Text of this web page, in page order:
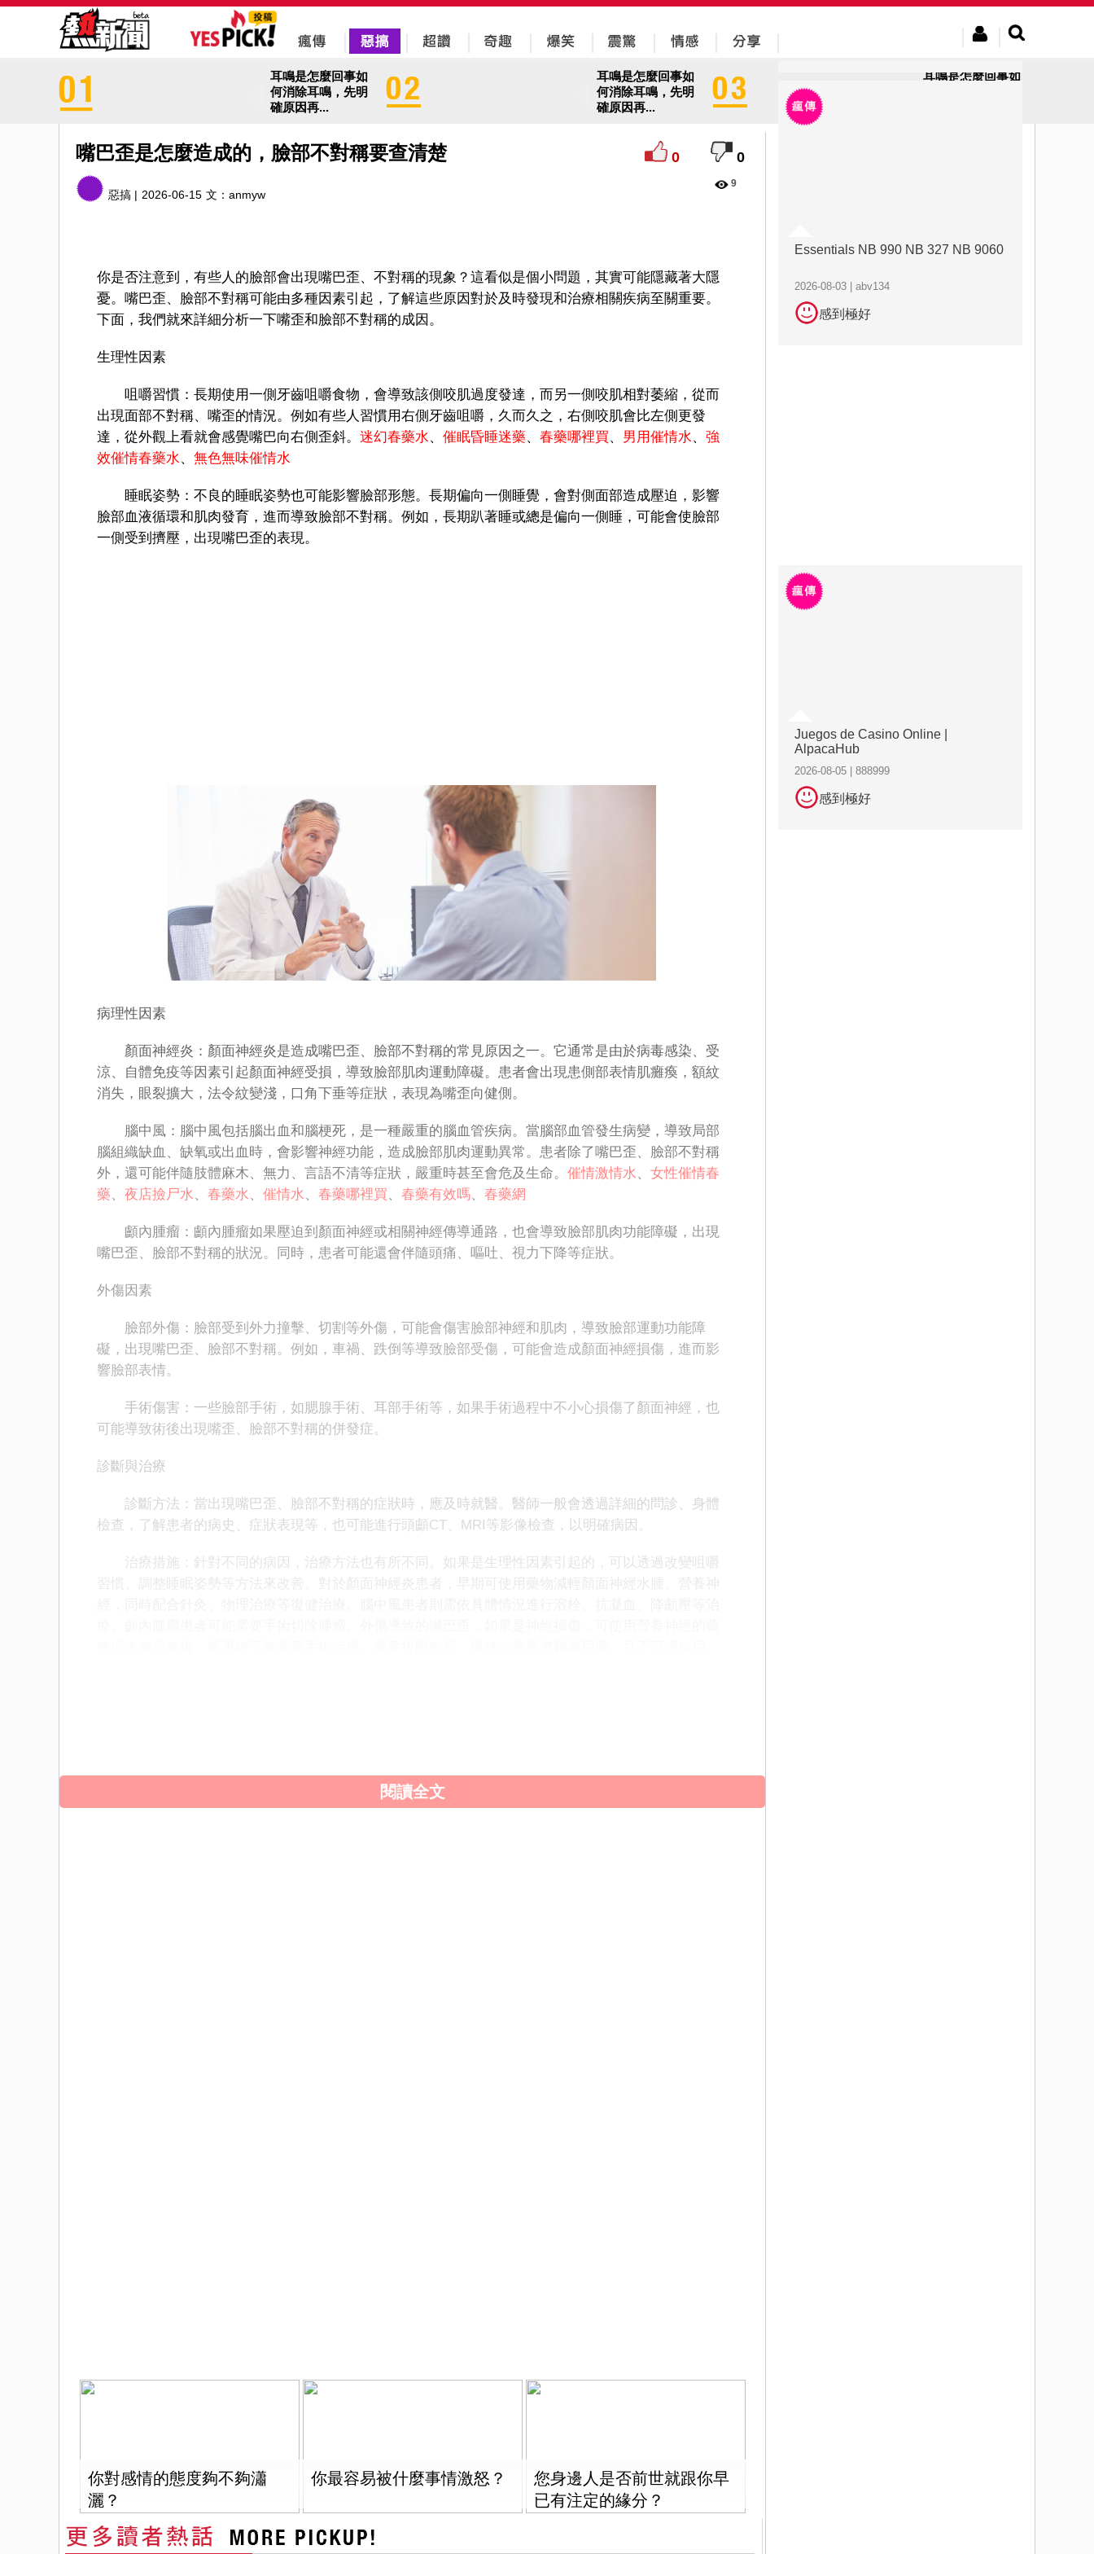
耳鳴是怎麼回事如
何消除耳鳴，先明
確原因再...
耳鳴是怎麼回事如
何消除耳鳴，先明
確原因再...
耳鳴是怎麼回事如
嘴巴歪是怎麼造成的，臉部不對稱要查清楚 0 0
惡搞 | 2026-06-15 文： anmyw
9
你是否注意到，有些人的臉部會出現嘴巴歪、不對稱的現象？這看似是個小問題，其實可能隱藏著大隱
憂。嘴巴歪、臉部不對稱可能由多種因素引起，了解這些原因對於及時發現和治療相關疾病至關重要。
下面，我們就來詳細分析一下嘴歪和臉部不對稱的成因。
生理性因素
咀嚼習慣：長期使用一側牙齒咀嚼食物，會導致該側咬肌過度發達，而另一側咬肌相對萎縮，從而
出現面部不對稱、嘴歪的情況。例如有些人習慣用右側牙齒咀嚼，久而久之，右側咬肌會比左側更發
達，從外觀上看就會感覺嘴巴向右側歪斜。 迷幻春藥水、 催眠昏睡迷藥、 春藥哪裡買、 男用催情水、 強
效催情春藥水、 無色無味催情水
睡眠姿勢：不良的睡眠姿勢也可能影響臉部形態。長期偏向一側睡覺，會對側面部造成壓迫，影響
臉部血液循環和肌肉發育，進而導致臉部不對稱。例如，長期趴著睡或總是偏向一側睡，可能會使臉部
一側受到擠壓，出現嘴巴歪的表現。
病理性因素
顏面神經炎：顏面神經炎是造成嘴巴歪、臉部不對稱的常見原因之一。它通常是由於病毒感染、受
涼、自體免疫等因素引起顏面神經受損，導致臉部肌肉運動障礙。患者會出現患側部表情肌癱瘓，額紋
消失，眼裂擴大，法令紋變淺，口角下垂等症狀，表現為嘴歪向健側。
腦中風：腦中風包括腦出血和腦梗死，是一種嚴重的腦血管疾病。當腦部血管發生病變，導致局部
腦組織缺血、缺氧或出血時，會影響神經功能，造成臉部肌肉運動異常。患者除了嘴巴歪、臉部不對稱
外，還可能伴隨肢體麻木、無力、言語不清等症狀，嚴重時甚至會危及生命。 催情激情水、 女性催情春
藥、 夜店撿尸水、 春藥水、 催情水、 春藥哪裡買、 春藥有效嗎、 春藥網
顱內腫瘤：顱內腫瘤如果壓迫到顏面神經或相關神經傳導通路，也會導致臉部肌肉功能障礙，出現
嘴巴歪、臉部不對稱的狀況。同時，患者可能還會伴隨頭痛、嘔吐、視力下降等症狀。
外傷因素
臉部外傷：臉部受到外力撞擊、切割等外傷，可能會傷害臉部神經和肌肉，導致臉部運動功能障
礙，出現嘴巴歪、臉部不對稱。例如，車禍、跌倒等導致臉部受傷，可能會造成顏面神經損傷，進而影
響臉部表情。
手術傷害：一些臉部手術，如腮腺手術、耳部手術等，如果手術過程中不小心損傷了顏面神經，也
可能導致術後出現嘴歪、臉部不對稱的併發症。
診斷與治療
診斷方法：當出現嘴巴歪、臉部不對稱的症狀時，應及時就醫。醫師一般會透過詳細的問診、身體
檢查，了解患者的病史、症狀表現等，也可能進行頭顱CT、MRI等影像檢查，以明確病因。
治療措施：針對不同的病因，治療方法也有所不同。如果是生理性因素引起的，可以透過改變咀嚼
閱讀全文
你對感情的態度夠不夠瀟
灑？
你最容易被什麼事情激怒？
您身邊人是否前世就跟你早
已有注定的緣分？
Essentials NB 990 NB 327 NB 9060
2026-08-03 | abv134
感到極好
Juegos de Casino Online |
AlpacaHub
2026-08-05 | 888999
感到極好